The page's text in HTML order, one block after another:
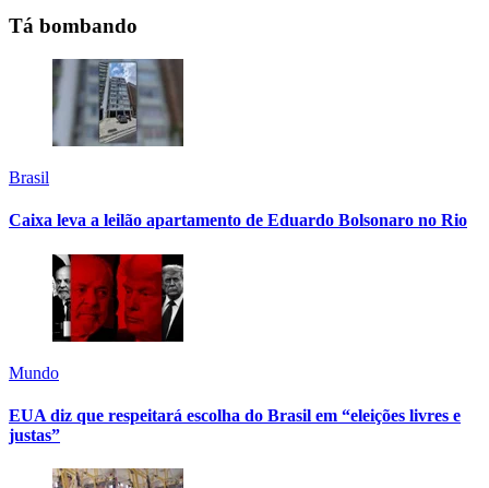
Tá bombando
Brasil
Caixa leva a leilão apartamento de Eduardo Bolsonaro no Rio
Mundo
EUA diz que respeitará escolha do Brasil em “eleições livres e
justas”